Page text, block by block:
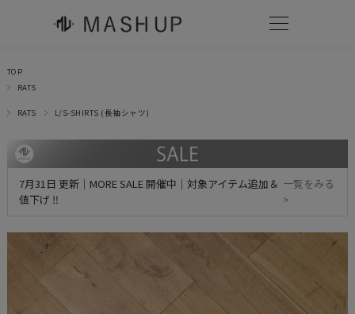
TOP
RATS
RATS L/S-SHIRTS (長袖シャツ)
7月31日 更新｜MORE SALE 開催中｜対象アイテム追加＆
値下げ ‼
一覧をみる
>